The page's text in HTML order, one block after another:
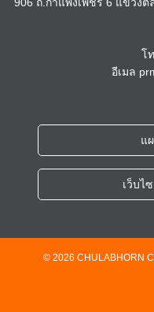
906 ถ.กำแพงเพชร 6 แขวง
โ
อีเมล
แ
เว็บไ
โรงพยาบาลจุฬา
วิทยาลัยวิทยาศา
© 2026 CHULABHORN